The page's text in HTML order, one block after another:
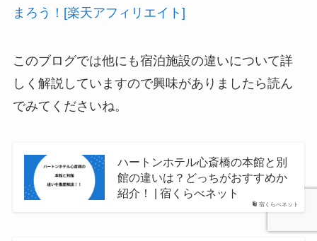
まろう！[楽天アフィリエイト]
このブログでは他にも宿泊施設の違いについて詳
しく解説していますので興味がありましたら読ん
でみてくださいね。
宿くらべネット
ハートンホテル心斎橋の本館と別
館の違いは？どっちがおすすめか
紹介！ | 宿くらべネット